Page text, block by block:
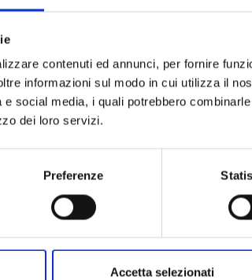
contenuti ed annunci, per fornire
informazioni sul modo in cui utilizza il
social media, i quali potrebbero
dei loro servizi.
Preferenze
Accetta selezionati